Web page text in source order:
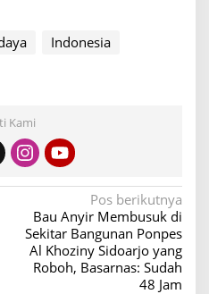
Indonesia
Kami
Pos berikutnya
Bau Anyir Membusuk di
Sekitar Bangunan Ponpes
Al Khoziny Sidoarjo yang
Roboh, Basarnas: Sudah
48 Jam